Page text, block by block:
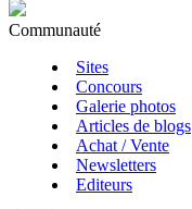
Communauté
Sites
Concours
Galerie photos
Articles de blogs
Achat / Vente
Newsletters
Editeurs